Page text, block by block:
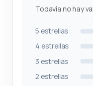
Todavía no hay
5 estrellas
4 estrellas
3 estrellas
2 estrellas